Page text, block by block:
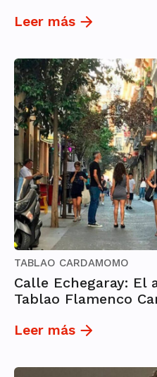
Leer más
TABLAO CARDAMOMO
Calle Echegaray: El
Tablao Flamenco
Leer más